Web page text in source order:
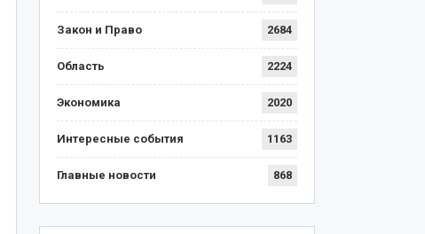
Закон и Право 2684
Область 2224
Экономика 2020
Интересные события 1163
Главные новости 868